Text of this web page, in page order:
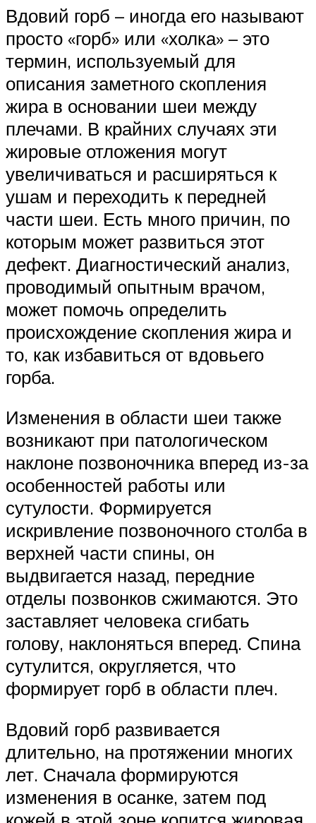
Вдовий горб – иногда его называют
просто «горб» или «холка» – это
термин, используемый для
описания заметного скопления
жира в основании шеи между
плечами. В крайних случаях эти
жировые отложения могут
увеличиваться и расширяться к
ушам и переходить к передней
части шеи. Есть много причин, по
которым может развиться этот
дефект. Диагностический анализ,
проводимый опытным врачом,
может помочь определить
происхождение скопления жира и
то, как избавиться от вдовьего
горба.
Изменения в области шеи также
возникают при патологическом
наклоне позвоночника вперед из-за
особенностей работы или
сутулости. Формируется
искривление позвоночного столба в
верхней части спины, он
выдвигается назад, передние
отделы позвонков сжимаются. Это
заставляет человека сгибать
голову, наклоняться вперед. Спина
сутулится, округляется, что
формирует горб в области плеч.
Вдовий горб развивается
длительно, на протяжении многих
лет. Сначала формируются
изменения в осанке, затем под